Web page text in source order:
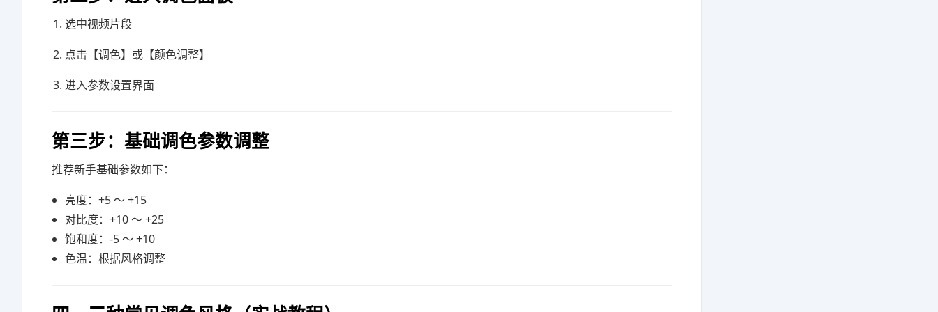
选中视频片段
点击【调色】或【颜色调整】
进入参数设置界面
第三步：基础调色参数调整
推荐新手基础参数如下：
亮度：+5 ～ +15
对比度：+10 ～ +25
饱和度：-5 ～ +10
色温：根据风格调整